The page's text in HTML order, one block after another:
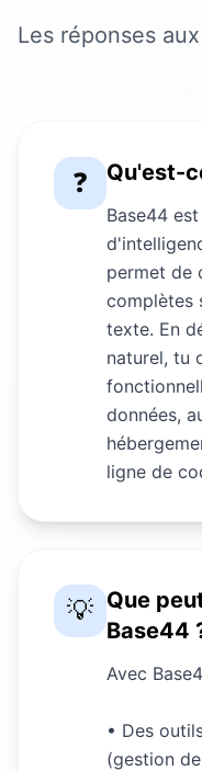
Les réponses
❓ Qu'est-
Base44
permet de
complètes
texte. En
naturel, tu
données,
ligne de
💡 Que
Base44
Avec
• Des
(gestion